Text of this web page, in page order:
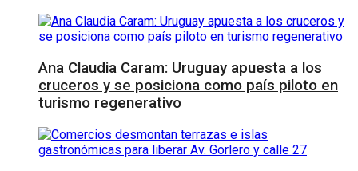
Ana Claudia Caram: Uruguay apuesta a los
cruceros y se posiciona como país piloto en
turismo regenerativo